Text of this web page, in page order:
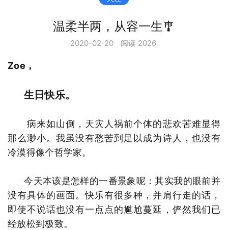
温柔半两，从容一生🎐
2020-02-20 阅读 2026
Zoe，
生日快乐。
病来如山倒，天灾人祸前个体的悲欢苦难显得
那么渺小。我虽没有愁苦到足以成为诗人，也没有
冷漠得像个哲学家。
今天本该是怎样的一番景象呢：其实我的眼前并
没有具体的画面。快乐有很多种，并肩行走的话，
即使不说话也没有一点点的尴尬蔓延，俨然我们已
经放松到极致。